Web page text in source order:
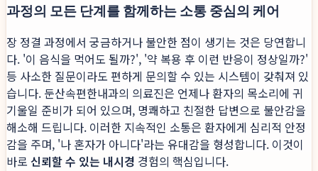
과정의 모든 단계를 함께하는 소통 중심의 케어
장 정결 과정에서 궁금하거나 불안한 점이 생기는 것은 당연합니
다. '이 음식을 먹어도 될까?', '약 복용 후 이런 반응이 정상일까?'
등 사소한 질문이라도 편하게 문의할 수 있는 시스템이 갖춰져 있
습니다. 둔산속편한내과의 의료진은 언제나 환자의 목소리에 귀
기울일 준비가 되어 있으며, 명쾌하고 친절한 답변으로 불안감을
해소해 드립니다. 이러한 지속적인 소통은 환자에게 심리적 안정
감을 주며, '나 혼자가 아니다'라는 유대감을 형성합니다. 이것이
바로 신뢰할 수 있는 내시경 경험의 핵심입니다.